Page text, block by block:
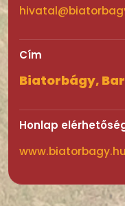
Cím
Biatorbágy,
Honlap
www.biatorbagy.hu